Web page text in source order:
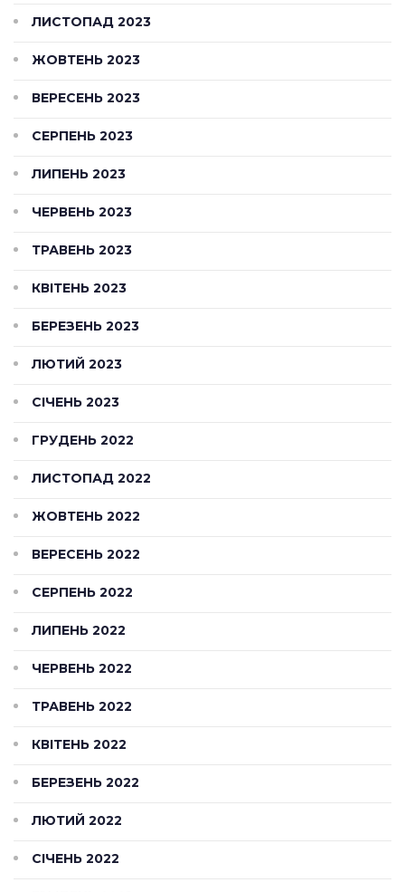
ЛИСТОПАД 2023
ЖОВТЕНЬ 2023
ВЕРЕСЕНЬ 2023
СЕРПЕНЬ 2023
ЛИПЕНЬ 2023
ЧЕРВЕНЬ 2023
ТРАВЕНЬ 2023
КВІТЕНЬ 2023
БЕРЕЗЕНЬ 2023
ЛЮТИЙ 2023
СІЧЕНЬ 2023
ГРУДЕНЬ 2022
ЛИСТОПАД 2022
ЖОВТЕНЬ 2022
ВЕРЕСЕНЬ 2022
СЕРПЕНЬ 2022
ЛИПЕНЬ 2022
ЧЕРВЕНЬ 2022
ТРАВЕНЬ 2022
КВІТЕНЬ 2022
БЕРЕЗЕНЬ 2022
ЛЮТИЙ 2022
СІЧЕНЬ 2022